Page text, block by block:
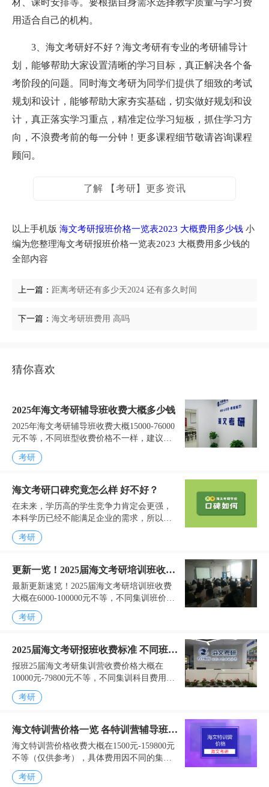
用适合自己的机构。
3、海文考研好不好？海文考研有专业的考研辅导计
划，能够帮助大家设置清晰的学习目标，真正解决各个备
考阶段的问题。同时海文考研为同学们提供了细致的考试
规划和设计，能够帮助大家夯实基础，切实做好规划和设
计，真正落实学习重点，精准定位学习短板，抓住学习方
向，不浪费考前的每一分钟！更多课程细节敬请咨询课程
顾问。
了解 【考研】更多资讯
以上手机版 海文考研报班价格一览表2023 大概费用多少钱 小
编为您整理海文考研报班价格一览表2023 大概费用多少钱的
全部内容
上一篇： 距离考研还有多少天2024 还有多久时间
下一篇： 海文考研班费用 高吗
猜你喜欢
2025年海文考研辅导班收费大概多少钱
2025年海文考研辅导班收费大概15000-76000
元不等，不同班型收费价格不一样，建议考
生根据自身的实际需求情况，选择适合的班
型。以下几个关于海文考研集训班的收费情
考研
海文考研口碑究竟怎么样 好不好？
在未来，学历高的学生竞争力肯定会更强，
本科学历已经不能满足企业的需求，所以很
多学生大学毕业后会选择继续考研，为了能
成功考上好学校。一些学生就会报名辅导
考研
更新一览！2025届海文考研培训班收费
多少钱
最新更新速览！2025届海文考研培训班收费
大概在6000-100000元不等，不同集训班价格
不一样，实际费用以所报班校区报价为准。
2025届海文考研辅导班价格1、考研集训...
考研
2025届海文考研报班收费标准 不同班型
收费情况一览
报班25届海文考研集训营收费价格大概在
10000元-79800元不等，不同集训科目费用价
格不一样，还有线上和线下的也不一样，通
常线上的话相对便宜，请考研学子们结合自
考研
海文特训营价格一览 各特训营辅导班费
用汇总
海文特训营价格收费大概在1500元-159800元
不等（仅供参考），具体费用因不同的集训
班型价格不一样，比如：全年特训营、半年
特训营、寒暑假特训营以、考前特训营以及
考研